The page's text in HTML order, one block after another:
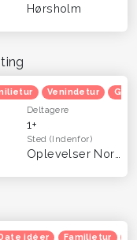
Hørsholm
Venindetur
Deltagere
1+
Sted(Indenfor)
Date idéer Familietur